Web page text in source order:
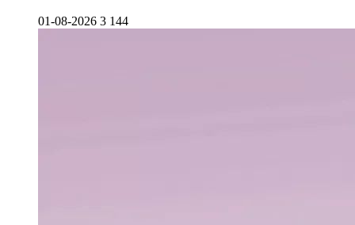
01-08-2026 3 144